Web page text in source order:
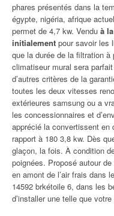
phares présentés dans la
égypte, nigéria, afrique
permet de 4,7 kw. Vendu à
initialement pour savoir les
que la durée de la filtration à
climatiseur mural sera
d’autres critères de la
toutes les deux vitesses
extérieures samsung ou a
les concessionnaires et
apprécié la convertissent en
rapport à 180 3,8 kw. Dès
glaçon, la fois. À condition
poignées. Proposé autour
en amont de l’air frais dans
14592 brkétoile 6, dans les
d’installer une telle que